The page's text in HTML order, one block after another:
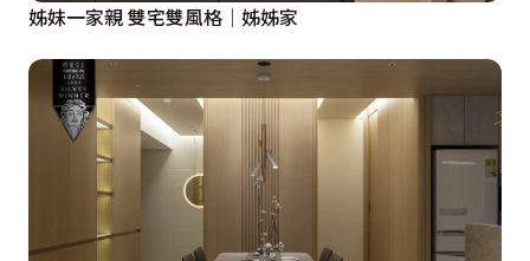
姊妹一家親 雙宅雙風格│姊姊家